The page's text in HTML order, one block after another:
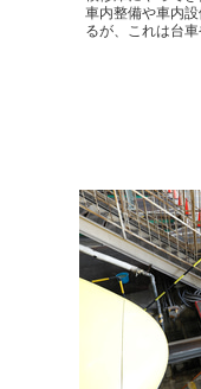
車内整備や車内
るが、これは台